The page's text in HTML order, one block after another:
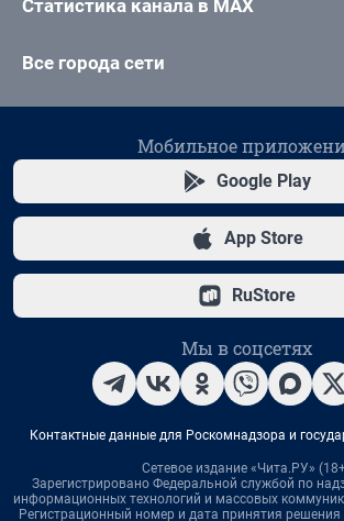
Статистика канала в MAX
Все города сети
Мобильное
Google Play
App Store
RuStore
Мы в соцсетях
Контактные данные для Роскомнадзора и
Сетевое издание «Чита.РУ»
Зарегистрировано Федеральной службой по
информационных технологий и массовых
Регистрационный номер и дата принятия